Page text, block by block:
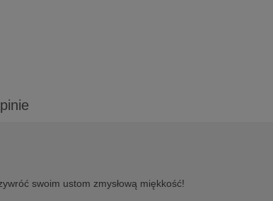
swoim ustom zmysłową miękkość!